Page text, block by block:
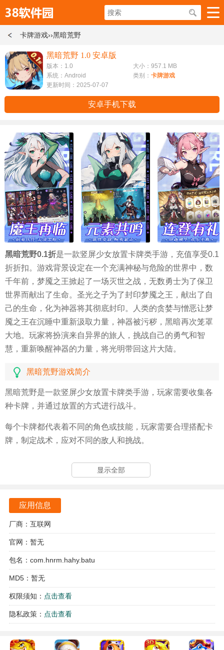
卡牌游戏››黑暗荒野
黑暗荒野 1.0 安卓版
版本：1.0
大小：957.1 MB
系统：Android
类别： 卡牌游戏
更新时间：2025-07-07
安卓手机下载
黑暗荒野0.1折是一款竖屏少女放置卡牌类手游，充值享受0.1
折折扣。游戏背景设定在一个充满神秘与危险的世界中，数
千年前，梦魇之王掀起了一场灭世之战，无数勇士为了保卫
世界而献出了生命。圣光之子为了封印梦魇之王，献出了自
己的生命，化为神器将其彻底封印。人类的贪婪与憎恶让梦
魇之王在沉睡中重新汲取力量，神器被污秽，黑暗再次笼罩
大地。玩家将扮演来自异界的旅人，挑战自己的勇气和智
慧，重新唤醒神器的力量，将光明带回这片大陆。
黑暗荒野游戏简介
黑暗荒野是一款竖屏少女放置卡牌类手游，玩家需要收集各
种卡牌，并通过放置的方式进行战斗。
每个卡牌都代表着不同的角色或技能，玩家需要合理搭配卡
牌，制定战术，应对不同的敌人和挑战。
放置战斗的机制让玩家可以更加轻松地享受游戏，即使离线
也能获取资源，提升实力。
属性和技能。
通过不断的战斗和挑战，角色将变得更加强大，为玩家取得
胜利提供更多帮助。
玩家还可以解锁各种成就和奖励，丰富游戏体验。
显示全部
应用信息
厂商：互联网
官网：暂无
包名：com.hnrm.hahy.batu
MD5：暂无
权限须知： 点击查看
隐私政策： 点击查看